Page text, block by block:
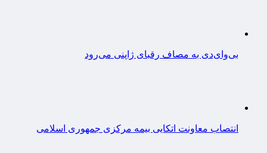
بی‌وای‌دی به مصاف رقبای ژاپنی می‌رود
انتصاب معاونت اتکایی بیمه مرکزی جمهوری اسلامی